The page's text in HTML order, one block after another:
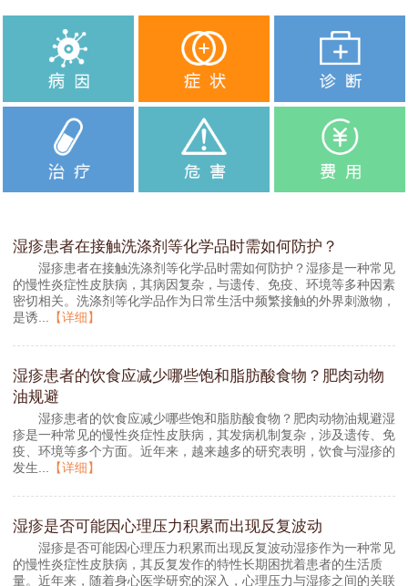
湿疹患者在接触洗涤剂等化学品时需如何防护？
湿疹患者在接触洗涤剂等化学品时需如何防护？湿疹是一种常见
的慢性炎症性皮肤病，其病因复杂，与遗传、免疫、环境等多种因素
密切相关。洗涤剂等化学品作为日常生活中频繁接触的外界刺激物，
是诱...
【详细】
湿疹患者的饮食应减少哪些饱和脂肪酸食物？肥肉动物
油规避
湿疹患者的饮食应减少哪些饱和脂肪酸食物？肥肉动物油规避湿
疹是一种常见的慢性炎症性皮肤病，其发病机制复杂，涉及遗传、免
疫、环境等多个方面。近年来，越来越多的研究表明，饮食与湿疹的
发生... 【详细】
湿疹是否可能因心理压力积累而出现反复波动
湿疹是否可能因心理压力积累而出现反复波动湿疹作为一种常见
的慢性炎症性皮肤病，其反复发作的特性长期困扰着患者的生活质
量。近年来，随着身心医学研究的深入，心理压力与湿疹之间的关联